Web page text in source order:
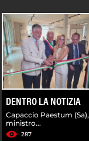
DENTRO LA NOTIZIA
Capaccio Paestum (Sa),
ministro...
287